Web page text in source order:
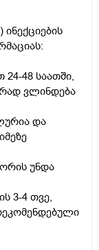
48 საათში,
ვლინდება
და
უნდა
3-4 თვე,